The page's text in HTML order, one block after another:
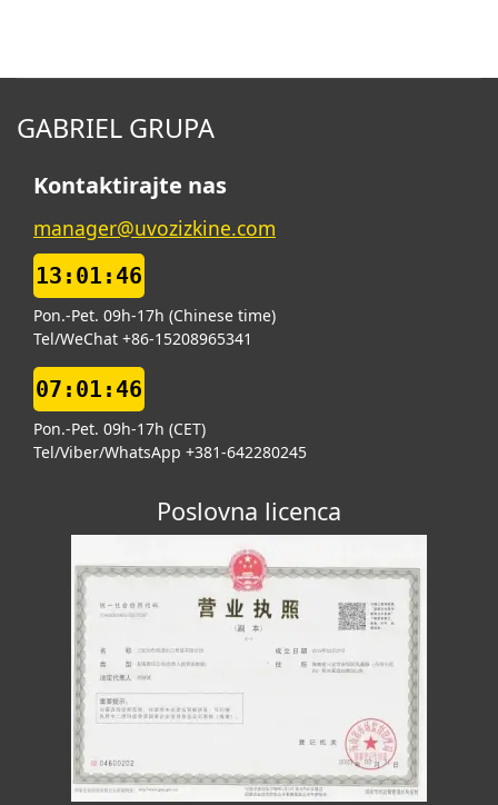
GABRIEL GRUPA
Kontaktirajte nas
manager@uvozizkine.com
13:01:46
Pon.-Pet. 09h-17h (Chinese time)
Tel/WeChat +86-15208965341
07:01:46
Pon.-Pet. 09h-17h (CET)
Tel/Viber/WhatsApp +381-642280245
Poslovna licenca